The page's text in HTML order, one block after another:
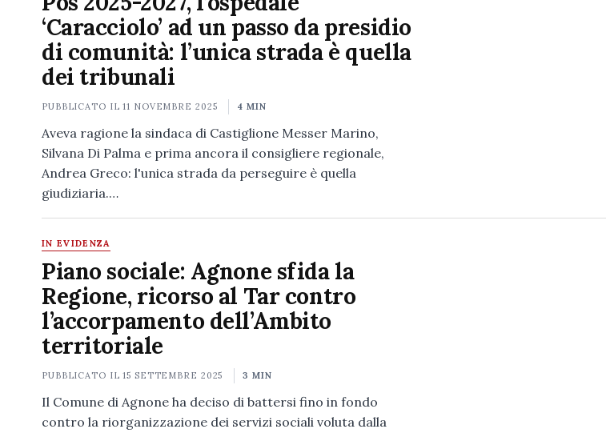
‘Caracciolo’ ad un passo da presidio
di comunità: l’unica strada è quella
dei tribunali
PUBBLICATO IL11 NOVEMBRE 2025 4 MIN
Aveva ragione la sindaca di Castiglione Messer Marino,
Silvana Di Palma e prima ancora il consigliere regionale,
Andrea Greco: l'unica strada da perseguire è quella
giudiziaria.…
IN EVIDENZA
Piano sociale: Agnone sfida la
Regione, ricorso al Tar contro
l’accorpamento dell’Ambito
territoriale
PUBBLICATO IL15 SETTEMBRE 2025 3 MIN
Il Comune di Agnone ha deciso di battersi fino in fondo
contro la riorganizzazione dei servizi sociali voluta dalla